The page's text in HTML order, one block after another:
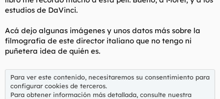
estudios de DaVinci.
Acá dejo algunas imágenes y unos datos más sobre la
filmografia de este director italiano que no tengo ni
puñetera idea de quién es.
Para ver este contenido, necesitaremos su consentimiento para
configurar cookies de terceros.
Para obtener información más detallada, consulte nuestra